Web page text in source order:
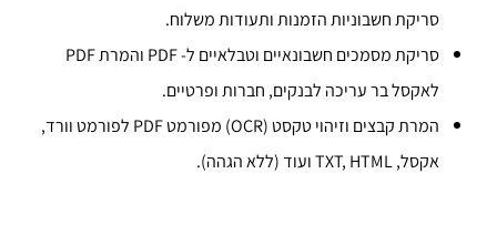
סריקת חשבוניות הזמנות ותעודות משלוח.
סריקת מסמכים חשבונאיים וטבלאיים ל- PDF ו
המרת PDF
לאקסלבר עריכה לבנקים, חברות ופרטיים.
המרת קבצים וזיהוי טקסט (OCR) מפורמט PDF לפורמט וורד
,
אקסל, TXT, HTML ועוד (ללא הגהה).